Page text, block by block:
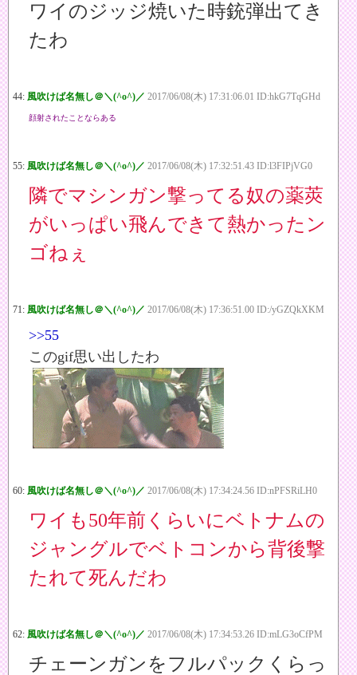
ワイのジッジ焼いた時銃弾出てき
たわ
44: 風吹けば名無し＠＼(^o^)／ 2017/06/08(木) 17:31:06.01 ID:hkG7TqGHd
顔射されたことならある
55: 風吹けば名無し＠＼(^o^)／ 2017/06/08(木) 17:32:51.43 ID:l3FIPjVG0
隣でマシンガン撃ってる奴の薬莢
がいっぱい飛んできて熱かったン
ゴねぇ
71: 風吹けば名無し＠＼(^o^)／ 2017/06/08(木) 17:36:51.00 ID:/yGZQkXKM
>>55
このgif思い出したわ
60: 風吹けば名無し＠＼(^o^)／ 2017/06/08(木) 17:34:24.56 ID:nPFSRiLH0
ワイも50年前くらいにベトナムの
ジャングルでベトコンから背後撃
たれて死んだわ
62: 風吹けば名無し＠＼(^o^)／ 2017/06/08(木) 17:34:53.26 ID:mLG3oCfPM
チェーンガンをフルパックくらっ